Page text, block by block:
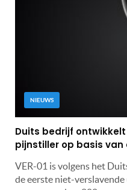
NIEUWS
Duits bedrijf
pijnstiller op basis van
VER-01 is volgens het
de eerste niet-